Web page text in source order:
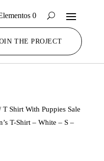
0
THE PROJECT
T Shirt With Puppies Sale
T-Shirt – White – S –